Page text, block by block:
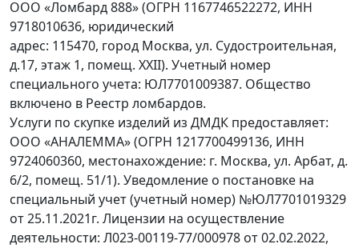
ООО «Ломбард 888» (ОГРН 1167746522272, ИНН
9718010636, юридический
адрес: 115470, город Москва, ул. Судостроительная,
д.17, этаж 1, помещ. XXII). Учетный номер
специального учета: ЮЛ7701009387. Общество
включено в Реестр ломбардов.
Услуги по скупке изделий из ДМДК предоставляет:
ООО «АНАЛЕММА» (ОГРН 1217700499136, ИНН
9724060360, местонахождение: г. Москва, ул. Арбат, д.
6/2, помещ. 51/1). Уведомление о постановке на
специальный учет (учетный номер) №ЮЛ7701019329
от 25.11.2021г. Лицензии на осуществление
деятельности: Л023-00119-77/000978 от 02.02.2022,